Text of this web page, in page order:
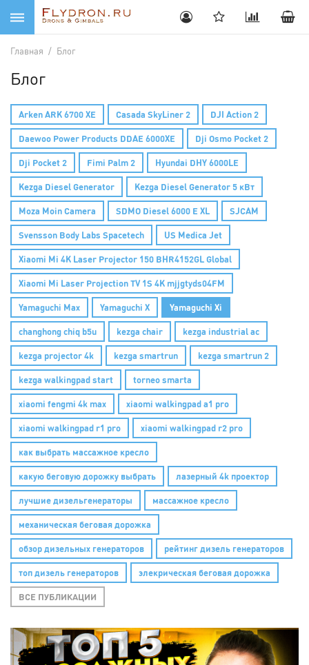
Главная / Блог
Блог
Arken ARK 6700 XE Casada SkyLiner 2 DJI Action 2
Daewoo Power Products DDAE 6000XE Dji Osmo Pocket 2
Dji Pocket 2 Fimi Palm 2 Hyundai DHY 6000LE
Kezga Diesel Generator Kezga Diesel Generator 5 кВт
Moza Moin Camera SDMO Diesel 6000 E XL SJCAM
Svensson Body Labs Spacetech US Medica Jet
Xiaomi Mi 4K Laser Projector 150 BHR4152GL Global
Xiaomi Mi Laser Projection TV 1S 4K mjjgtyds04FM
Yamaguchi Max Yamaguchi X Yamaguchi Xi
changhong chiq b5u kezga chair kezga industrial ac
kezga projector 4k kezga smartrun kezga smartrun 2
kezga walkingpad start torneo smarta
xiaomi fengmi 4k max xiaomi walkingpad a1 pro
xiaomi walkingpad r1 pro xiaomi walkingpad r2 pro
как выбрать массажное кресло
какую беговую дорожку выбрать лазерный 4k проектор
лучшие дизельгенераторы массажное кресло
механическая беговая дорожка
обзор дизельных генераторов рейтинг дизель генераторов
топ дизель генераторов элекрическая беговая дорожка
ВСЕ ПУБЛИКАЦИИ